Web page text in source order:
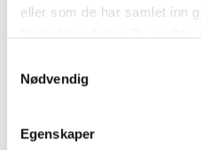
eller som de har samlet inn
Nødvendig
Egenskaper